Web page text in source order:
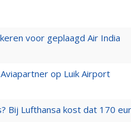
voor geplaagd Air India
op Luik Airport
Bij Lufthansa kost dat 170